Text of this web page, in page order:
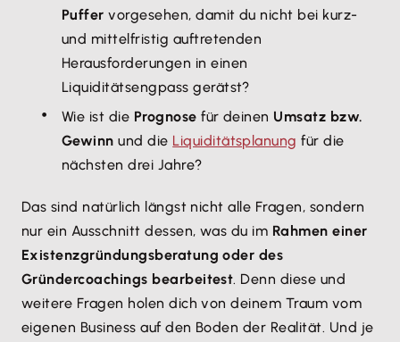
Puffervorgesehen, damit du nicht bei kurz-
und mittelfristig auftretenden
Herausforderungen in einen
Liquiditätsengpass gerätst?
Wie ist die Prognosefür deinen Umsatz bzw.
Gewinn und die Liquiditätsplanung für die
nächsten drei Jahre?
Das sind natürlich längst nicht alle Fragen, sondern
nur ein Ausschnitt dessen, was du im Rahmen einer
Existenzgründungsberatung oder des
Gründercoachings bearbeitest. Denn diese und
weitere Fragen holen dich von deinem Traum vom
eigenen Business auf den Boden der Realität. Und je